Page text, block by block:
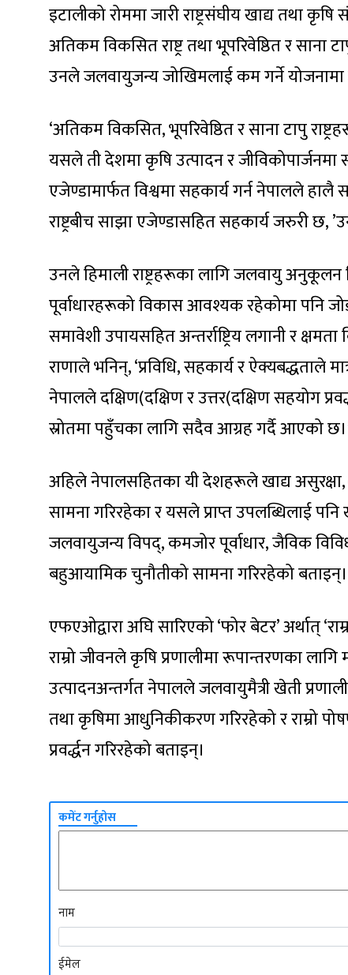
इटालीको रोममा जारी राष्ट्रसंघीय खाद्य तथा
अतिकम विकसित राष्ट्र तथा भूपरिवेष्ठित र साना
उनले जलवायुजन्य जोखिमलाई कम गर्ने योजनामा
‘अतिकम विकसित, भूपरिवेष्ठित र साना टापु
यसले ती देशमा कृषि उत्पादन र
एजेण्डामार्फत विश्वमा सहकार्य गर्न नेपालले
राष्ट्रबीच साझा एजेण्डासहित सहकार्य जरुरी छ,
उनले हिमाली राष्ट्रहरूका लागि जलवायु अनुकूलन
पूर्वाधारहरूको विकास आवश्यक रहेकोमा पनि
समावेशी उपायसहित अन्तर्राष्ट्रिय लगानी र
राणाले भनिन्, ‘प्रविधि, सहकार्य र ऐक्यबद्धताले
नेपालले दक्षिण(दक्षिण र उत्तर(दक्षिण सहयोग
स्रोतमा पहुँचका लागि सदैव आग्रह गर्दै आएको
अहिले नेपालसहितका यी देशहरूले खाद्य
सामना गरिरहेका र यसले प्राप्त उपलब्धिलाई
जलवायुजन्य विपद्, कमजोर पूर्वाधार, जैविक
बहुआयामिक चुनौतीको सामना गरिरहेको बताइन्।
एफएओद्वारा अघि सारिएको ‘फोर बेटर’ अर्थात्
राम्रो जीवनले कृषि प्रणालीमा रूपान्तरणका
उत्पादनअन्तर्गत नेपालले जलवायुमैत्री खेती
तथा कृषिमा आधुनिकीकरण गरिरहेको र राम्रो
प्रवर्द्धन गरिरहेको बताइन्।
कमेंट गर्नुहोस
नाम
ईमेल